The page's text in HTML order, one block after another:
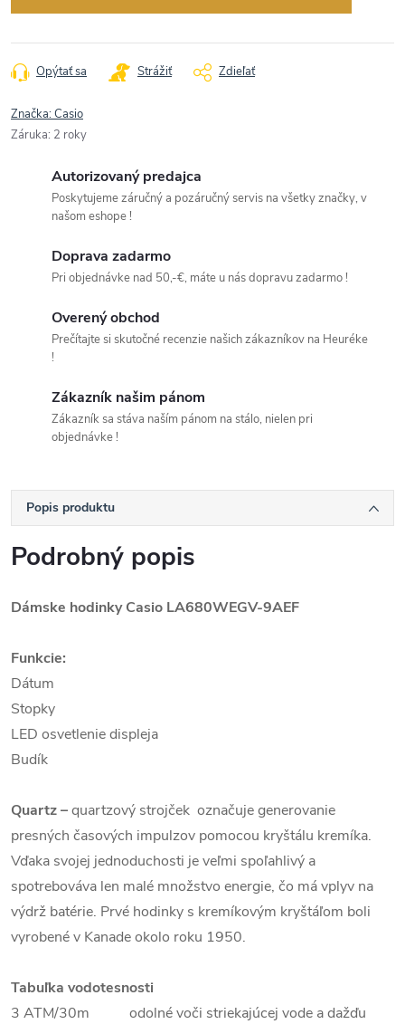
Opýtať sa Strážiť Zdieľať
Značka:Casio
Záruka: 2 roky
Autorizovaný predajca
Poskytujeme záručný a pozáručný servis na všetky značky, v
našom eshope !
Doprava zadarmo
Pri objednávke nad 50,-€, máte u nás dopravu zadarmo !
Overený obchod
Prečítajte si skutočné recenzie našich zákazníkov na Heuréke
!
Zákazník našim pánom
Zákazník sa stáva naším pánom na stálo, nielen pri
objednávke !
Popis produktu
Podrobný popis
Dámske hodinky Casio LA680WEGV-9AEF
Funkcie:
Dátum
Stopky
LED osvetlenie displeja
Budík
Quartz–quartzový strojček označuje generovanie
presných časových impulzov pomocou kryštálu kremíka.
Vďaka svojej jednoduchosti je veľmi spoľahlivý a
spotrebováva len malé množstvo energie, čo má vplyv na
výdrž batérie. Prvé hodinky s kremíkovým kryštáľom boli
vyrobené v Kanade okolo roku 1950.
Tabuľka vodotesnosti
3 ATM/30m odolné voči striekajúcej vode a dažďu